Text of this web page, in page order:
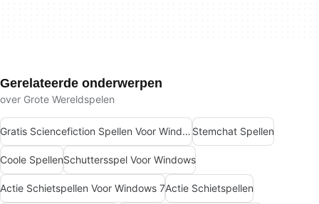
Gerelateerde onderwerpen
over Grote Wereldspelen
Gratis Sciencefiction Spellen Voor Windows Stemchat Spellen
Coole SpellenSchuttersspel Voor Windows
Actie Schietspellen Voor Windows 7Actie Schietspellen